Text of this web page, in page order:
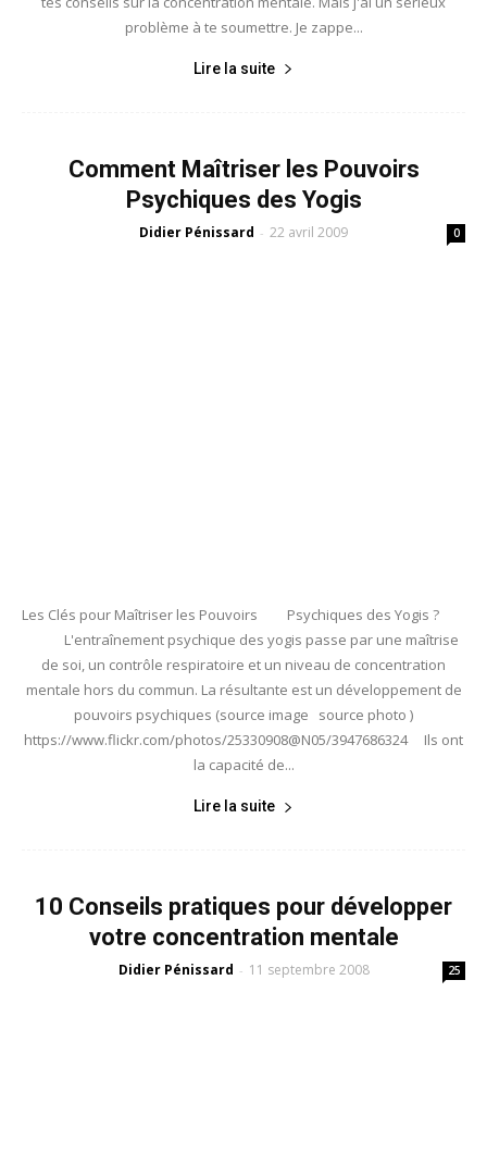
problème à te soumettre. Je zappe...
Lire la suite
Comment Maîtriser les Pouvoirs
Psychiques des Yogis
Didier Pénissard - 22 avril 2009 0
Les Clés pour Maîtriser les Pouvoirs Psychiques des Yogis ?
L'entraînement psychique des yogis passe par une maîtrise
de soi, un contrôle respiratoire et un niveau de concentration
mentale hors du commun. La résultante est un développement de
pouvoirs psychiques (source image source photo )
https://www.flickr.com/photos/25330908@N05/3947686324 Ils ont
la capacité de...
Lire la suite
10 Conseils pratiques pour développer
votre concentration mentale
Didier Pénissard - 11 septembre 2008 25